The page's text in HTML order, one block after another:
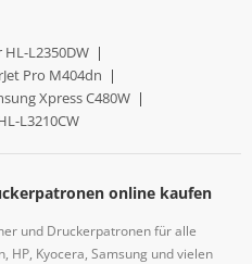
L2350DW |
Pro M404dn |
Xpress C480W |
L3210CW
online kaufen
und Druckerpatronen für alle
HP, Kyocera, Samsung und vielen